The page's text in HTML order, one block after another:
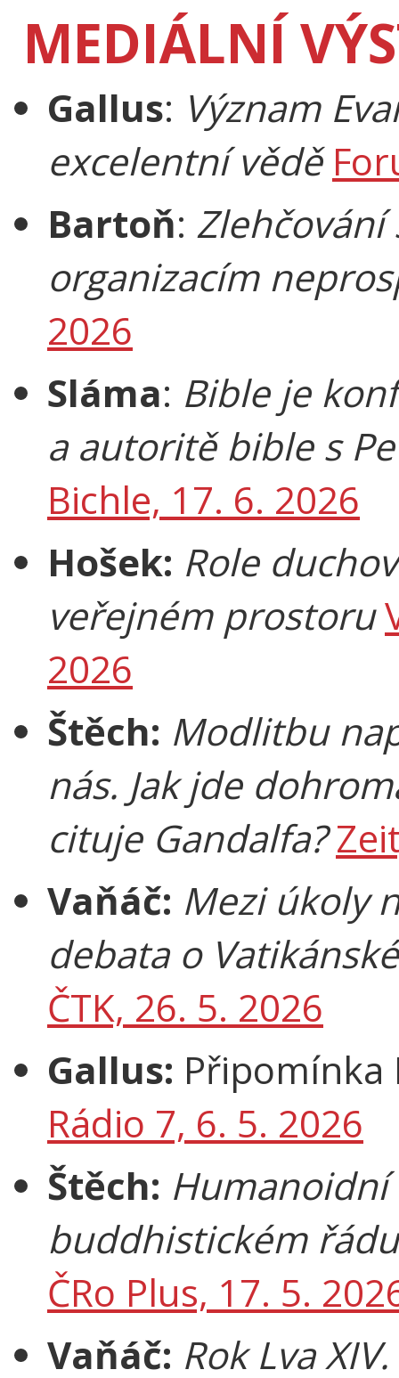
MEDIÁLNÍ
Gallus: Význam
excelentní vědě
Bartoň:
organizacím
2026
Sláma: Bible je
a autoritě bible s
Bichle, 17. 6. 2026
Hošek: Role
veřejném prostoru
2026
Štěch: Modlitbu
nás. Jak jde
cituje Gandalfa?
Vaňáč: Mezi úkoly
debata o
ČTK, 26. 5. 2026
Gallus:
Rádio 7, 6. 5. 2026
Štěch:
buddhistickém
ČRo Plus, 17. 5.
Vaňáč: Rok Lva